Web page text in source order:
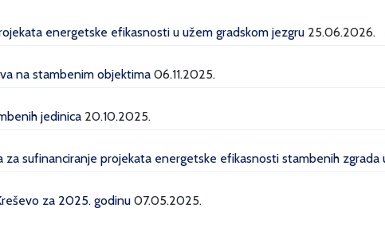
energetske efikasnosti u užem gradskom jezgru 25.06.2026.
na stambenim objektima 06.11.2025.
jedinica 20.10.2025.
sufinanciranje projekata energetske efikasnosti stambenih zgrada
za 2025. godinu 07.05.2025.